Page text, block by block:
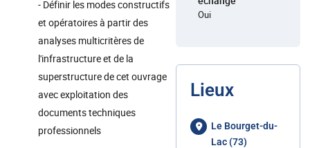
- Définir les modes constructifs
et opératoires à partir des
analyses multicritères de
l'infrastructure et de la
superstructure de cet ouvrage
avec exploitation des
documents techniques
professionnels
Oui
Lieux
Le Bourget-du-
Lac (73)